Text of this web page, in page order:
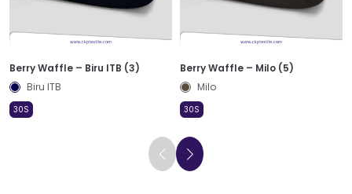
Berry Waffle – Biru ITB (3)
Biru ITB
30S
Berry Waffle – Milo (5)
Milo
30S